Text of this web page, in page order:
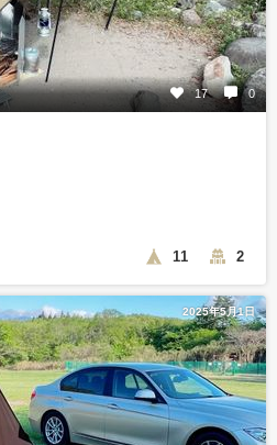
17 0
11 2
2025年5月1日